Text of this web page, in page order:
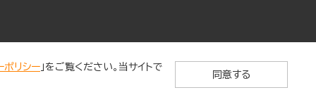
ポリシー 」をご覧ください。当サイトで
同意する